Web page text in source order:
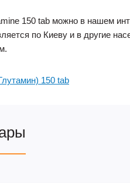
150 tab можно в нашем
по Киеву и в другие
150 tab